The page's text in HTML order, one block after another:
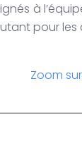
à
pour
Zoom